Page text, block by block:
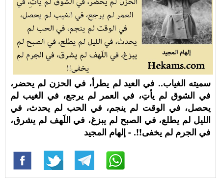
سميته الغياب.. في العيد لم يطرأ، في الحزن لم يحضر،
في الشوق لم يأتِ، في العمر لم يرجع، في الغيب لم
يحصل، في الوقت لم ينجم، في الحب لم يحدث، في
الليل لم يطلع، في الصبح لم يبزغ، في اللَهف لم يشرق،
في الجرم لم يخفى!!. - إلهام المجيد